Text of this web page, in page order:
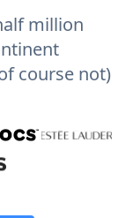
million
course not)